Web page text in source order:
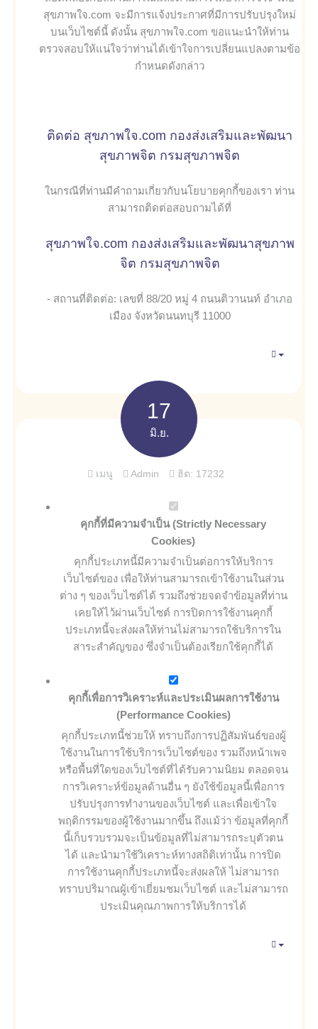
สุขภาพใจ.com จะมีการแจ้งประกาศที่มีการปรับปรุงใหม่
บนเว็บไซต์นี้ ดังนั้น สุขภาพใจ.com ขอแนะนำให้ท่าน
ตรวจสอบให้แน่ใจว่าท่านได้เข้าใจการเปลี่ยนแปลงตามข้อ
กำหนดดังกล่าว
ติดต่อ สุขภาพใจ.com กองส่งเสริมและพัฒนา
สุขภาพจิต กรมสุขภาพจิต
ในกรณีที่ท่านมีคำถามเกี่ยวกับนโยบายคุกกี้ของเรา ท่าน
สามารถติดต่อสอบถามได้ที่
สุขภาพใจ.com กองส่งเสริมและพัฒนาสุขภาพ
จิต กรมสุขภาพจิต
- สถานที่ติดต่อ: เลขที่ 88/20 หมู่ 4 ถนนติวานนท์ อำเภอ
เมือง จังหวัดนนทบุรี 11000
17
มิ.ย.
เมนู Admin ฮิต: 17232
คุกกี้ที่มีความจำเป็น (Strictly Necessary
Cookies)
คุกกี้ประเภทนี้มีความจำเป็นต่อการให้บริการ
เว็บไซต์ของ เพื่อให้ท่านสามารถเข้าใช้งานในส่วน
ต่าง ๆ ของเว็บไซต์ได้ รวมถึงช่วยจดจำข้อมูลที่ท่าน
เคยให้ไว้ผ่านเว็บไซต์ การปิดการใช้งานคุกกี้
ประเภทนี้จะส่งผลให้ท่านไม่สามารถใช้บริการใน
สาระสำคัญของ ซึ่งจำเป็นต้องเรียกใช้คุกกี้ได้
คุกกี้เพื่อการวิเคราะห์และประเมินผลการใช้งาน
(Performance Cookies)
คุกกี้ประเภทนี้ช่วยให้ ทราบถึงการปฏิสัมพันธ์ของผู้
ใช้งานในการใช้บริการเว็บไซต์ของ รวมถึงหน้าเพจ
หรือพื้นที่ใดของเว็บไซต์ที่ได้รับความนิยม ตลอดจน
การวิเคราะห์ข้อมูลด้านอื่น ๆ ยังใช้ข้อมูลนี้เพื่อการ
ปรับปรุงการทำงานของเว็บไซต์ และเพื่อเข้าใจ
พฤติกรรมของผู้ใช้งานมากขึ้น ถึงแม้ว่า ข้อมูลที่คุกกี้
นี้เก็บรวบรวมจะเป็นข้อมูลที่ไม่สามารถระบุตัวตน
ได้ และนำมาใช้วิเคราะห์ทางสถิติเท่านั้น การปิด
การใช้งานคุกกี้ประเภทนี้จะส่งผลให้ ไม่สามารถ
ทราบปริมาณผู้เข้าเยี่ยมชมเว็บไซต์ และไม่สามารถ
ประเมินคุณภาพการให้บริการได้